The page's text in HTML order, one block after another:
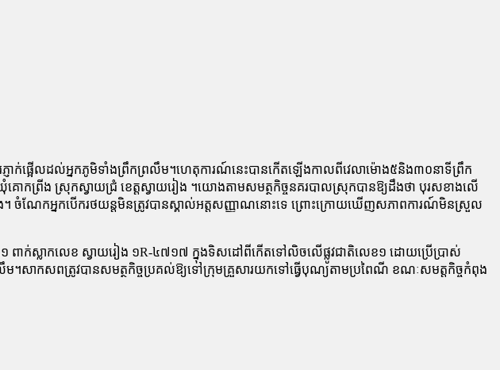
ញាក់ផ្អើលដល់អ្នកភូមិទាំងព្រឹកព្រលឹម។ហេតុការណ៍នេះបានកើតឡើងកាលពីវេលាម៉ោង៥និង៣០នាទីព្រឹក
ព្រីង ស្រុកស្វាយជ្រំ ខេត្តស្វាយរៀង ។យោងតាមសមត្ថកិច្ចនគរបាលស្រុកបានឱ្យដឹងថា បុរសខាងលើ
។ ចំណែកអ្នកបើករថយន្តមិនត្រូវបានស្គាល់អត្តសញ្ញាណនោះទេ ព្រោះក្រោយឃើញសភាពការណ៍មិនស្រួល
ពាក់ស្លាកលេខ ស្វាយរៀង ១R-៤៧១៧ ក្នុងទិសដៅពីកើតទៅលិចលើផ្លូវជាតិលេខ១ ដោយប្រើប្រាស់
ម។សាកសពត្រូវបានសមត្ថកិច្ចប្រគល់ឱ្យទៅក្រុមគ្រួសារយកទៅធ្វើបុណ្យតាមប្រពៃណី ខណៈសមត្តកិច្ចកំពុង